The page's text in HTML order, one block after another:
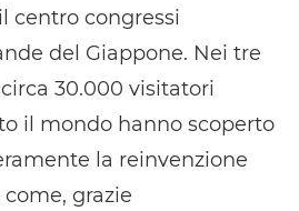
centro congressi
del Giappone. Nei tre
30.000 visitatori
il mondo hanno scoperto
la reinvenzione
grazie